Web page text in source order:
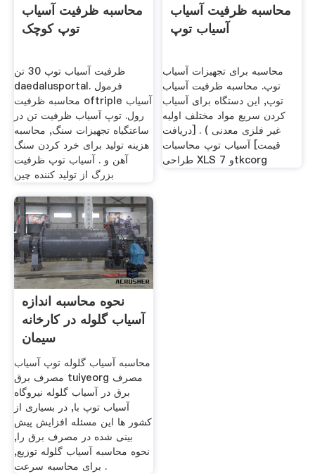
محاسبه ظرفیت آسیاب
توپ کوچک
ظرفیت آسیاب توپ 30 تن
daedalusportal. فرمول
محاسبه ظرفیت oftriple آسیاب
رول. توپ آسیاب ظرفیت تن در
ساعتگیاه تجهیزات سنگ, محاسبه
هزینه تولید برای خرد کردن سنگ
آهن و . آسیاب توپ ظرفیت
بزرگ از تولید کننده چین
محاسبه ظرفیت آسیاب
آسیاب توپ
محاسبه برای تجهیزات آسیاب
توپ. محاسبه ظرفیت آسیاب
توپ, این دستگاه برای آسیاب
کردن سریع مواد مختلف اولیه
غیر فلزی معدنی ) . [دریافت
قیمت] آسیاب توپ محاسبات
طراحی XLS و 7tkcorg
نحوه محاسبه اندازه
آسیاب گلوله در کارخانه
سیمان
محاسبه آسیاب گلوله توپ آسیاب
مصرف برق tuiyeorg مصرف
برق در آسیاب گلوله نیروگاه
آسیاب توپ با, در بسیاری از
کشور ها این مسئله افزایش پیش
بینی شده در مصرف برق را,
نحوه محاسبه آسیاب گلوله توزیع,
برای محاسبه سرعت .